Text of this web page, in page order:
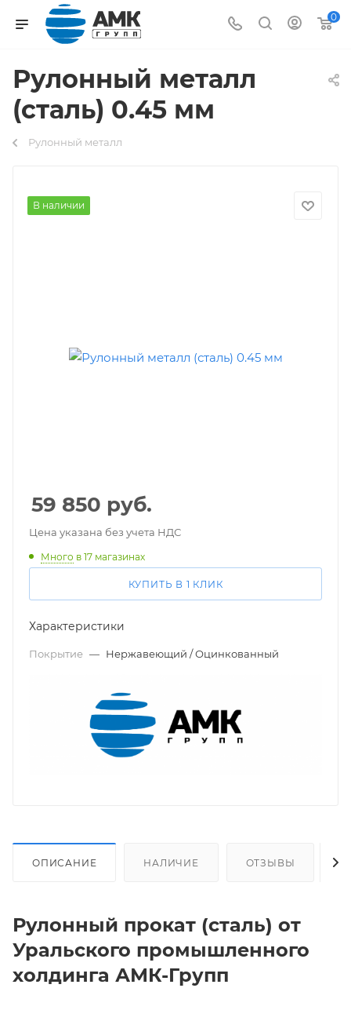
0
Рулонный металл
(сталь) 0.45 мм
Рулонный металл
В наличии
59 850 руб.
Цена указана без учета НДС
Много в 17 магазинах
КУПИТЬ В 1 КЛИК
Характеристики
Покрытие — Нержавеющий / Оцинкованный
ОПИСАНИЕ НАЛИЧИЕ ОТЗЫВЫ
Рулонный прокат (сталь) от
Уральского промышленного
холдинга АМК-Групп